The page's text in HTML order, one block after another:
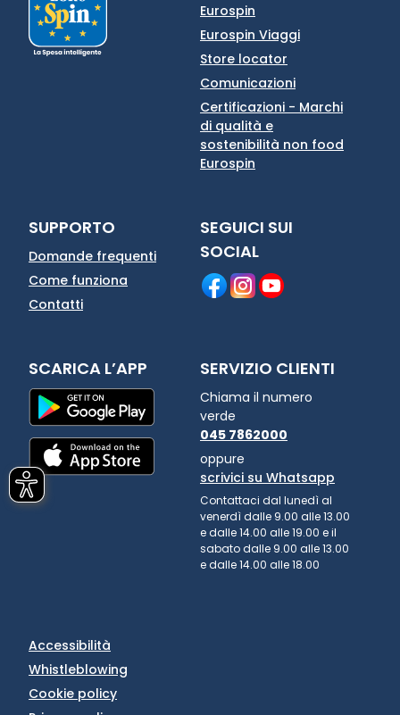
Eurospin
Eurospin Viaggi
Store locator
Comunicazioni
Certificazioni - Marchi
di qualità e
sostenibilità non food
Eurospin
SUPPORTO
Domande frequenti
Come funziona
Contatti
SEGUICI SUI
SOCIAL
SCARICA L’APP SERVIZIO CLIENTI
Chiama il numero
verde
045 7862000
oppure
scrivici su Whatsapp
Contattaci dal lunedì al
venerdì dalle 9.00 alle 13.00
e dalle 14.00 alle 19.00 e il
sabato dalle 9.00 alle 13.00
e dalle 14.00 alle 18.00
Accessibilità
Whistleblowing
Cookie policy